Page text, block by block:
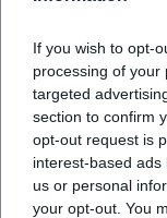
If you wish to opt-
processing of your
targeted
section to confirm
opt-out request is
interest-based
us or personal
your opt-out. You